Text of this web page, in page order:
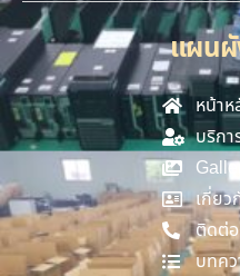
แผนผั
หน้า
บริกา
เกี่ยว
ติดต่อ
บทค